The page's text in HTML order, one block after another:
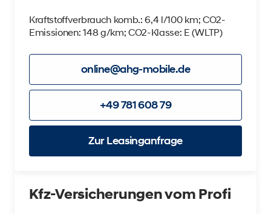
Kraftstoffverbrauch komb.: 6,4 l/100 km; CO2-
Emissionen: 148 g/km; CO2-Klasse: E (WLTP)
online@ahg-mobile.de
+49 781 608 79
Zur Leasinganfrage
Kfz-Versicherungen vom Profi